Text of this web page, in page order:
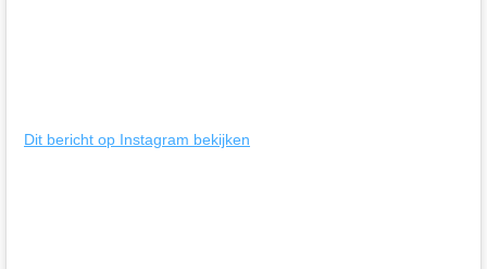
Dit bericht op Instagram bekijken